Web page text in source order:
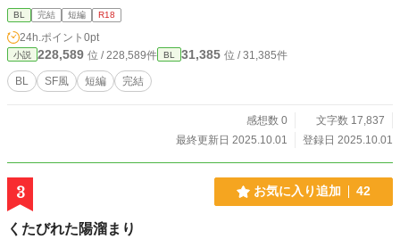
るミッションはすべておかしくて……。
BL 完結 短編 R18
24h.ポイント 0pt
小説 228,589 位 / 228,589件 BL 31,385 位 / 31,385件
BL SF風 短編 完結
感想数 0
文字数 17,837
最終更新日 2025.10.01
登録日 2025.10.01
3 お気に入り追加 42
くたびれた陽溜まり